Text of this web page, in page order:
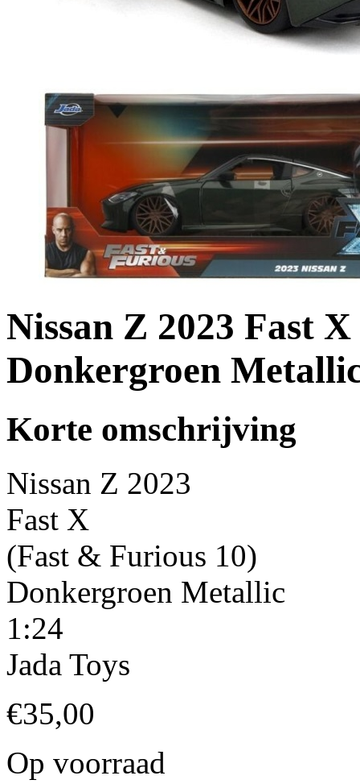
Nissan Z 2023 Fast
Donkergroen
Korte omschrijving
Nissan Z 2023
Fast X
(Fast & Furious 10)
Donkergroen Metallic
1:24
Jada Toys
€35,00
Op voorraad